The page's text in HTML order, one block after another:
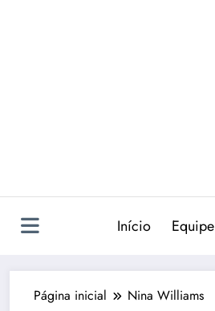
Início Equipe
Página inicial Nina Williams